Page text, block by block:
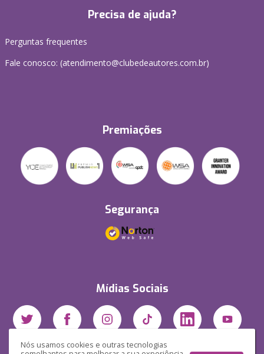
Nós usamos cookies e outras tecnologias
Precisa de ajuda?
Perguntas frequentes
Fale conosco: (atendimento@clubedeautores.com.br)
Premiações
Segurança
Mídias Sociais